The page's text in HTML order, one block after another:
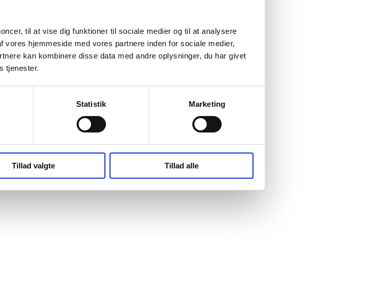
til at vise dig funktioner til sociale medier og til at analysere
hjemmeside med vores partnere inden for sociale medier,
kan kombinere disse data med andre oplysninger, du har givet
tjenester.
Statistik Marketing
Tillad valgte Tillad alle